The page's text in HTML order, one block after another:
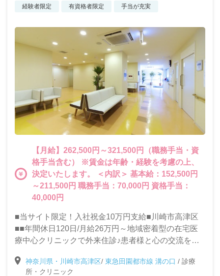
経験者限定 有資格者限定 手当が充実
【月給】262,500円～321,500円（職務手当・資
格手当含む） ※賃金は年齢・経験を考慮の上、
決定いたします。 ＜内訳＞ 基本給：152,500円
～211,500円 職務手当：70,000円 資格手当：
40,000円
■当サイト限定！入社祝金10万円支給■川崎市高津区
■■年間休日120日/月給26万円～地域密着型の在宅医
療中心クリニックで外来住診♪患者様と心の交流を大
神奈川県・川崎市高津区/ 東急田園都市線 溝の口 / 診療
所・クリニック